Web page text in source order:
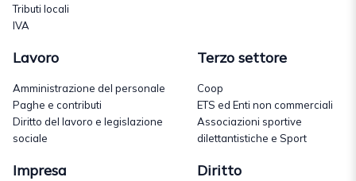
Tributi locali
IVA
Lavoro
Amministrazione del personale
Paghe e contributi
Diritto del lavoro e legislazione
sociale
Terzo settore
Coop
ETS ed Enti non commerciali
Associazioni sportive
dilettantistiche e Sport
Impresa Diritto